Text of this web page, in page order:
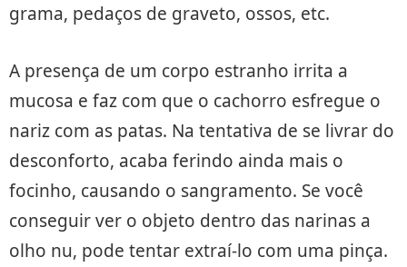
grama, pedaços de graveto, ossos, etc.
A presença de um corpo estranho irrita a
mucosa e faz com que o cachorro esfregue o
nariz com as patas. Na tentativa de se livrar do
desconforto, acaba ferindo ainda mais o
focinho, causando o sangramento. Se você
conseguir ver o objeto dentro das narinas a
olho nu, pode tentar extraí-lo com uma pinça.